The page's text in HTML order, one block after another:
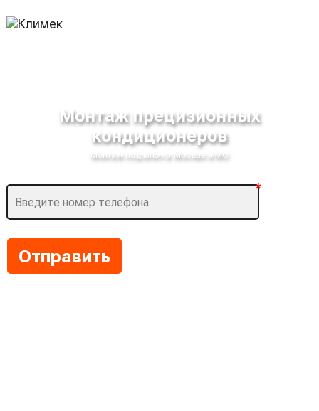
Монтаж прецизионных
кондиционеров
Монтаж под ключ в Москве и МО